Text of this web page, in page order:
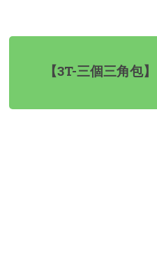
【3T-三個三角包】